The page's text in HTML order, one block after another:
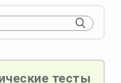
тесты